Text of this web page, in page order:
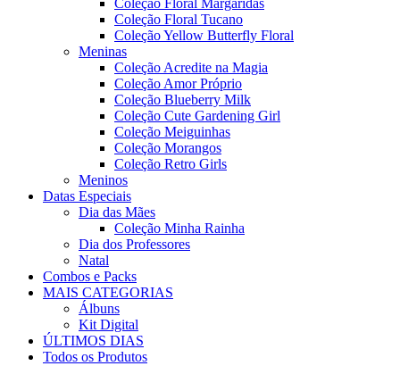
Coleção Floral Margaridas
Coleção Floral Tucano
Coleção Yellow Butterfly Floral
Meninas
Coleção Acredite na Magia
Coleção Amor Próprio
Coleção Blueberry Milk
Coleção Cute Gardening Girl
Coleção Meiguinhas
Coleção Morangos
Coleção Retro Girls
Meninos
Datas Especiais
Dia das Mães
Coleção Minha Rainha
Dia dos Professores
Natal
Combos e Packs
MAIS CATEGORIAS
Álbuns
Kit Digital
ÚLTIMOS DIAS
Todos os Produtos